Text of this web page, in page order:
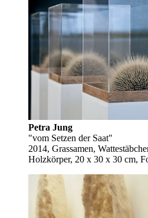
Petra Jung
"vom Setzen der Saat"
2014, Grassamen,
Holzkörper, 20 x 30 x 30 cm,